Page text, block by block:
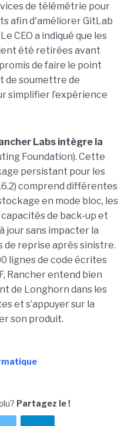
de télémétrie pour
afin d'améliorer GitLab
CEO a indiqué que les
été retirées avant
de faire le point
de soumettre de
simplifier l’expérience
Labs intègre la
Foundation). Cette
persistant pour les
comprend différentes
en mode bloc, les
de back-up et
jour sans impacter la
de reprise après sinistre.
lignes de code écrites
Rancher entend bien
de Longhorn dans les
et s’appuyer sur la
son produit.
Partagez le !